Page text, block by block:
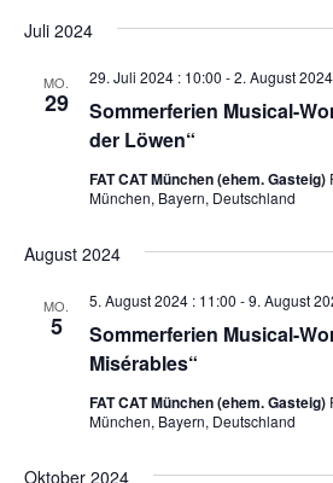
Juli 2024
MO.
29
Sommerferien Musical-
der Löwen“
29. Juli 2024 : 10:00 -2. August
FAT CAT München (ehem. Gasteig)
München, Bayern, Deutschland
August 2024
MO.
5
Sommerferien Musical-
Misérables“
5. August 2024 : 11:00 -9. August
FAT CAT München (ehem. Gasteig)
München, Bayern, Deutschland
Oktober 2024